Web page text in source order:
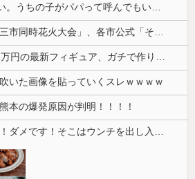
いた画像を貼っていくスレｗｗｗｗ
本の爆発原因が判明！！！！